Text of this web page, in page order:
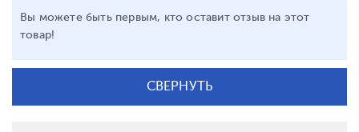
Вы можете быть первым, кто оставит отзыв на этот
товар!
СВЕРНУТЬ